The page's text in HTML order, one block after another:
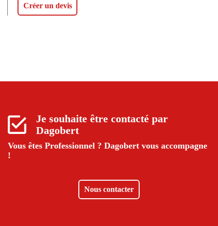
Créer un devis
Je souhaite être contacté par
Dagobert
Vous êtes Professionnel ? Dagobert vous accompagne
!
Nous contacter